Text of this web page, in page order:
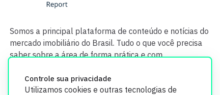
Controle sua privacidade
Utilizamos cookies e outras tecnologias de
Somos a principal plataforma de conteúdo e notícias do
mercado imobiliário do Brasil. Tudo o que você precisa
saber sobre a área de forma prática e com